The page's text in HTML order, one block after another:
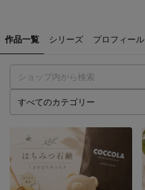
作品一覧 シリーズ プロフィール